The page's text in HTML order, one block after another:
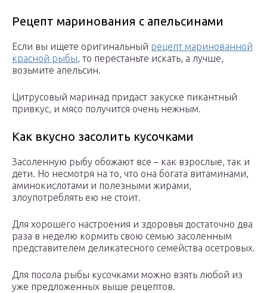
Рецепт маринования с апельсинами
Если вы ищете оригинальный рецепт маринованной
красной рыбы, то перестаньте искать, а лучше,
возьмите апельсин.
Цитрусовый маринад придаст закуске пикантный
привкус, и мясо получится очень нежным.
Как вкусно засолить кусочками
Засоленную рыбу обожают все – как взрослые, так и
дети. Но несмотря на то, что она богата витаминами,
аминокислотами и полезными жирами,
злоупотреблять ею не стоит.
Для хорошего настроения и здоровья достаточно два
раза в неделю кормить свою семью засоленным
представителем деликатесного семейства осетровых.
Для посола рыбы кусочками можно взять любой из
уже предложенных выше рецептов.